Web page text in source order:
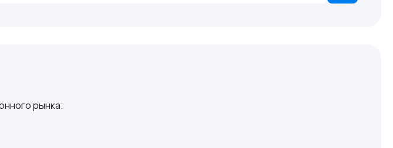
рынка: